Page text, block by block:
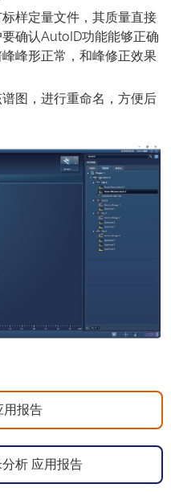
样定量文件，其质量直接
确认AutoID功能能够正确
峰形正常，和峰修正效果
图，进行重命名，方便后
用报告
析 应用报告